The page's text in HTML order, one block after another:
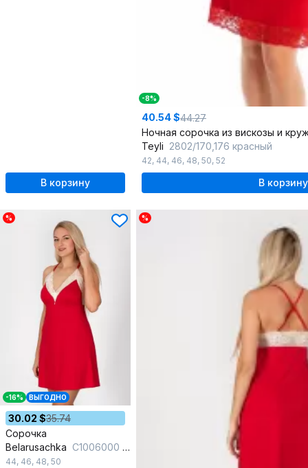
В корзину
-8%
40.54 $44.27
Ночная сорочка из вискозы и
Teyli 2802/170,176 красный
42, 44, 46, 48, 50, 52
В корзину
%
-16% ВЫГОДНО
30.02 $35.74
Сорочка
Belarusachka C1006000 кармин_
44, 46, 48, 50
%